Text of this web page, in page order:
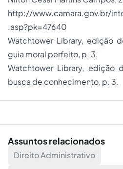
http://www.camara.gov.br/
.asp?pk=47640
Watchtower Library, edição
guia moral perfeito, p. 3.
Watchtower Library, edição
busca de conhecimento, p. 3.
Assuntos relacionados
Direito Administrativo